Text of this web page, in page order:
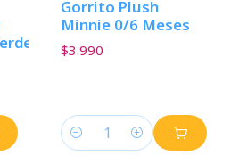
Gorrito Plush
Minnie 0/6 Meses
$3.990
Cantidad